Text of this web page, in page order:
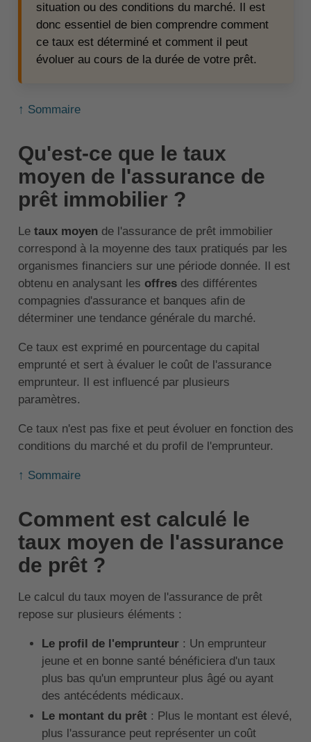
situation ou des conditions du marché. Il est
donc essentiel de bien comprendre comment
ce taux est déterminé et comment il peut
évoluer au cours de la durée de votre prêt.
↑ Sommaire
Qu'est-ce que le taux
moyen de l'assurance de
prêt immobilier ?
Le taux moyende l'assurance de prêt immobilier
correspond à la moyenne des taux pratiqués par les
organismes financiers sur une période donnée. Il est
obtenu en analysant les offres des différentes
compagnies d'assurance et banques afin de
déterminer une tendance générale du marché.
Ce taux est exprimé en pourcentage du capital
emprunté et sert à évaluer le coût de l'assurance
emprunteur. Il est influencé par plusieurs
paramètres.
Ce taux n'est pas fixe et peut évoluer en fonction des
conditions du marché et du profil de l'emprunteur.
↑ Sommaire
Comment est calculé le
taux moyen de l'assurance
de prêt ?
Le calcul du taux moyen de l'assurance de prêt
repose sur plusieurs éléments :
Le profil de l'emprunteur: Un emprunteur
jeune et en bonne santé bénéficiera d'un taux
plus bas qu'un emprunteur plus âgé ou ayant
des antécédents médicaux.
Le montant du prêt: Plus le montant est élevé,
plus l'assurance peut représenter un coût